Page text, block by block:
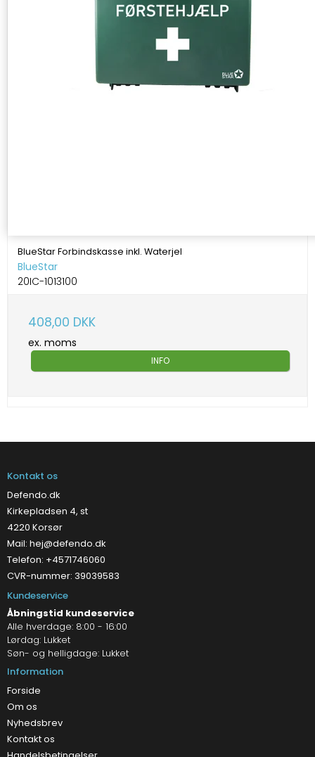
BlueStar Forbindskasse inkl. Waterjel
BlueStar
20IC-1013100
408,00 DKK
ex. moms
INFO
Kontakt os
Defendo.dk
Kirkepladsen 4, st
4220 Korsør
Mail: hej@defendo.dk
Telefon: +4571746060
CVR-nummer: 39039583
Kundeservice
Åbningstid kundeservice
Alle hverdage: 8:00 - 16:00
Lørdag: Lukket
Søn- og helligdage: Lukket
Information
Forside
Om os
Nyhedsbrev
Kontakt os